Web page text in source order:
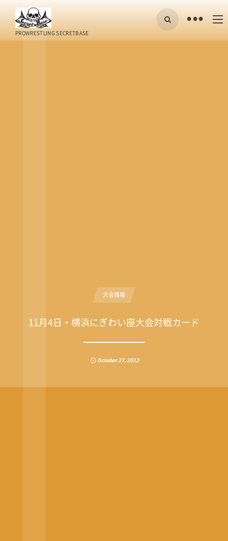
PROWRESTLING SECRETBASE
•
大会情報
11月4日・横浜にぎわい座大会対戦カード
October27, 2012